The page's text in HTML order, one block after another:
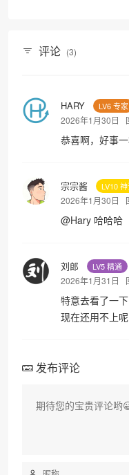
评论 (3)
HARY LV6 专家
2026年1月30日
恭喜啊，好事
宗宗酱 LV10
2026年1月30日
@Hary 哈哈哈
刘郎 LV5 精通
2026年1月31日
特意去看了一
现在还用不上呢
发布评论